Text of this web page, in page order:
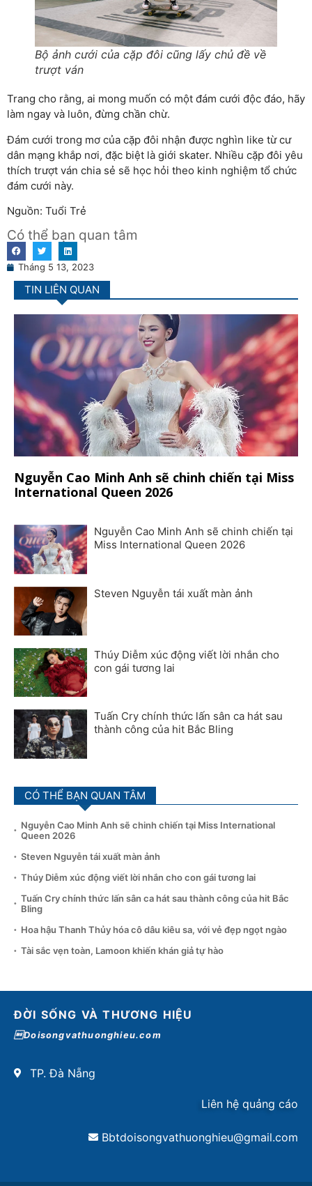
Bộ ảnh cưới của cặp đôi cũng lấy chủ đề về
trượt ván
Trang cho rằng, ai mong muốn có một đám cưới độc đáo, hãy
làm ngay và luôn, đừng chần chừ.
Đám cưới trong mơ của cặp đôi nhận được nghìn like từ cư
dân mạng khắp nơi, đặc biệt là giới skater. Nhiều cặp đôi yêu
thích trượt ván chia sẻ sẽ học hỏi theo kinh nghiệm tổ chức
đám cưới này.
Nguồn: Tuổi Trẻ
Có thể bạn quan tâm
Tháng 5 13, 2023
TIN LIÊN QUAN
Nguyễn Cao Minh Anh sẽ chinh chiến tại Miss
International Queen 2026
Nguyễn Cao Minh Anh sẽ chinh chiến tại
Miss International Queen 2026
Steven Nguyễn tái xuất màn ảnh
Thúy Diễm xúc động viết lời nhắn cho
con gái tương lai
Tuấn Cry chính thức lấn sân ca hát sau
thành công của hit Bắc Bling
CÓ THỂ BẠN QUAN TÂM
Nguyễn Cao Minh Anh sẽ chinh chiến tại Miss International
Queen 2026
Steven Nguyễn tái xuất màn ảnh
Thúy Diễm xúc động viết lời nhắn cho con gái tương lai
Tuấn Cry chính thức lấn sân ca hát sau thành công của hit Bắc
Bling
Hoa hậu Thanh Thủy hóa cô dâu kiêu sa, với vẻ đẹp ngọt ngào
Tài sắc vẹn toàn, Lamoon khiến khán giả tự hào
ĐỜI SỐNG VÀ THƯƠNG HIỆU
Doisongvathuonghieu.com
TP. Đà Nẵng
Liên hệ quảng cáo
Bbtdoisongvathuonghieu@gmail.com